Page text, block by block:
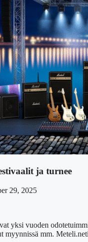
ja turnee
29, 2025
yksi vuoden
myynnissä mm.